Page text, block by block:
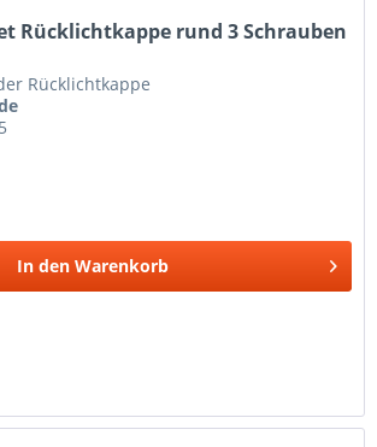
Rücklichtkappe rund 3 Schrauben
Rücklichtkappe
In den Warenkorb